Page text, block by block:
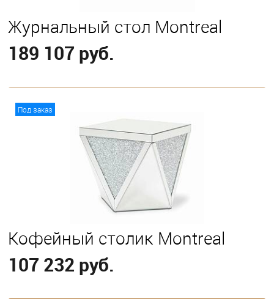
Журнальный стол Montreal
189 107 руб.
Под заказ
Кофейный столик Montreal
107 232 руб.